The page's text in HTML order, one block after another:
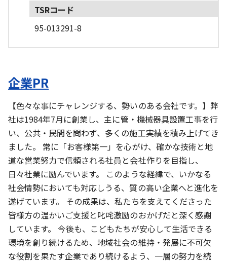
TSRコード
95-013291-8
企業PR
【色々な事にチャレンジする、勢いのある会社です。】弊
社は1984年7月に創業し、主に管・機械器具設置工事を行
い、公共・民間を問わず、多くの施工実績を積み上げてき
ました。 常に「お客様第一」を心がけ、確かな技術と地
道な営業努力で信頼される社員と会社作りを目指し、
日々社業に励んでいます。 このような経緯で、いかなる
社会情勢においても対応しうる、質の高い企業へと進化を
遂げています。 その成果は、私たちを支えてくださった
皆様方の温かいご支援と叱咤激励のおかげだと深く感謝
しています。 今後も、こどもたちが安心して生活できる
環境を創り続けるため、地域社会の維持・発展に不可欠
な役割を果たす企業であり続けるよう、一層の努力を続